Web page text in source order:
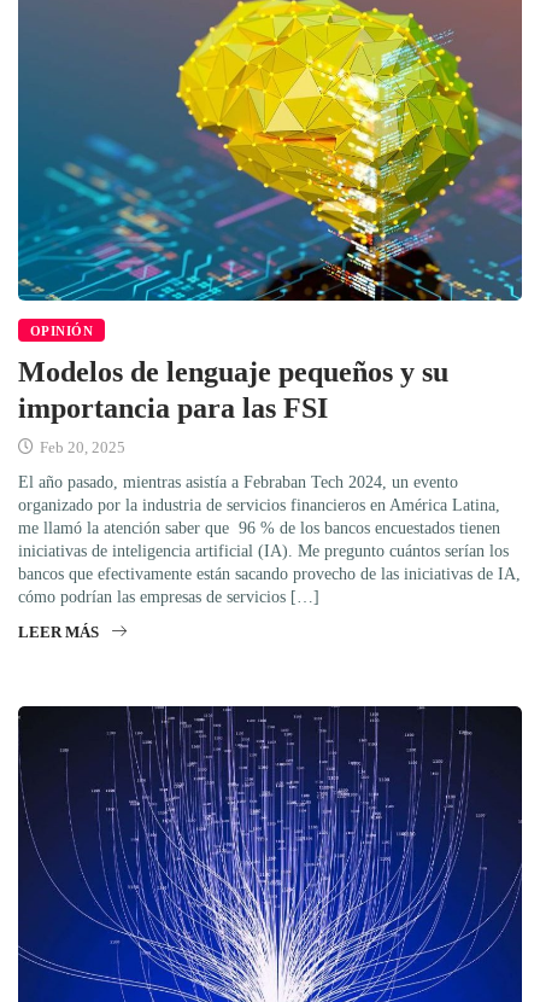
OPINIÓN
Modelos de lenguaje pequeños y su
importancia para las FSI
Feb 20, 2025
El año pasado, mientras asistía a Febraban Tech 2024, un evento
organizado por la industria de servicios financieros en América Latina,
me llamó la atención saber que 96 % de los bancos encuestados tienen
iniciativas de inteligencia artificial (IA). Me pregunto cuántos serían los
bancos que efectivamente están sacando provecho de las iniciativas de IA,
cómo podrían las empresas de servicios […]
LEER MÁS